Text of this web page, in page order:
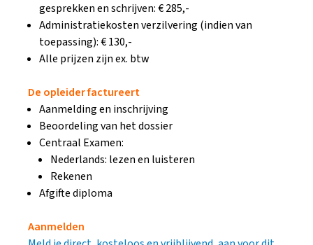
gesprekken en schrijven: € 285,-
Administratiekosten verzilvering (indien van
toepassing): € 130,-
Alle prijzen zijn ex. btw
De opleider factureert
Aanmelding en inschrijving
Beoordeling van het dossier
Centraal Examen:
Nederlands: lezen en luisteren
Rekenen
Afgifte diploma
Aanmelden